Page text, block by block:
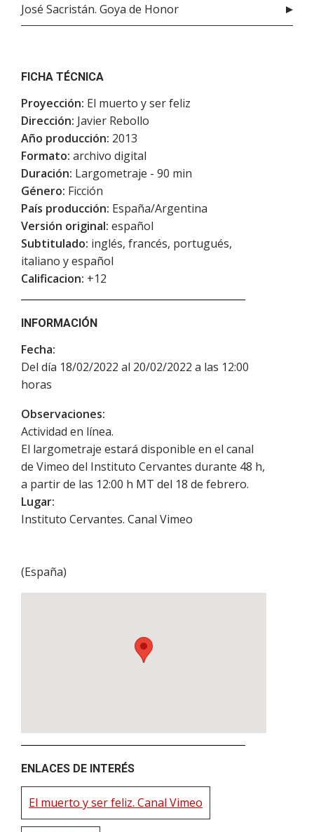
José Sacristán. Goya de Honor
FICHA TÉCNICA
Proyección: El muerto y ser feliz
Dirección: Javier Rebollo
Año producción: 2013
Formato: archivo digital
Duración: Largometraje - 90 min
Género: Ficción
País producción: España/Argentina
Versión original: español
Subtitulado: inglés, francés, portugués,
italiano y español
Calificacion: +12
INFORMACIÓN
Fecha:
Del día 18/02/2022 al 20/02/2022 a las 12:00
horas
Observaciones:
Actividad en línea.
El largometraje estará disponible en el canal
de Vimeo del Instituto Cervantes durante 48 h,
a partir de las 12:00 h MT del 18 de febrero.
Lugar:
Instituto Cervantes. Canal Vimeo
(España)
ENLACES DE INTERÉS
El muerto y ser feliz. Canal Vimeo